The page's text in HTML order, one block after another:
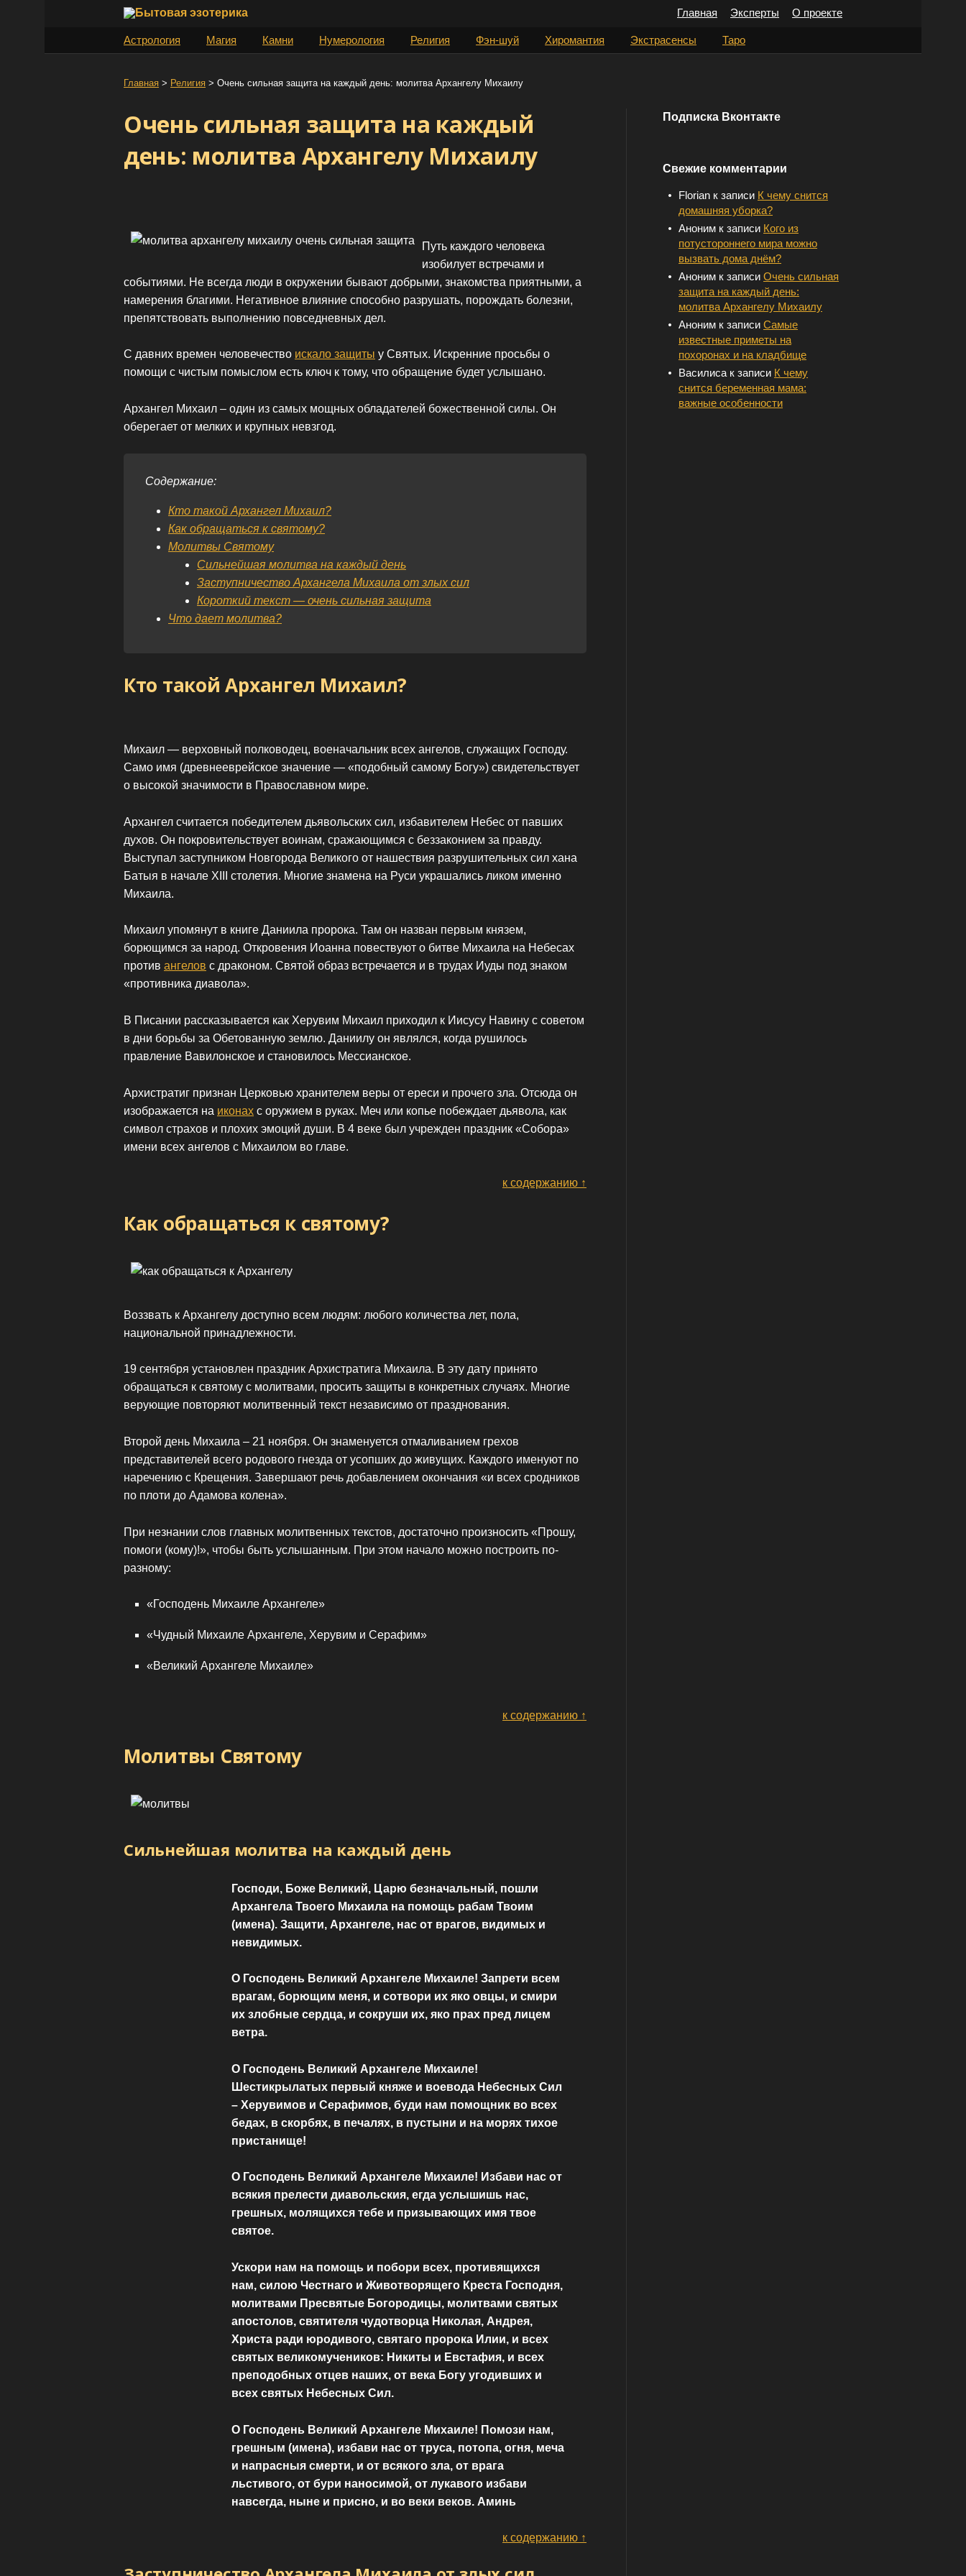
Главная Эксперты О проекте
Астрология Магия Камни Нумерология Религия Фэн-шуй Хиромантия Экстрасенсы Таро
Главная > Религия > Очень сильная защита на каждый день: молитва Архангелу Михаилу
Очень сильная защита на каждый
день: молитва Архангелу Михаилу
Путь каждого человека
изобилует встречами и
событиями. Не всегда люди в окружении бывают добрыми, знакомства приятными, а
намерения благими. Негативное влияние способно разрушать, порождать болезни,
препятствовать выполнению повседневных дел.
С давних времен человечество искало защиты у Святых. Искренние просьбы о
помощи с чистым помыслом есть ключ к тому, что обращение будет услышано.
Архангел Михаил – один из самых мощных обладателей божественной силы. Он
оберегает от мелких и крупных невзгод.
Содержание:
Кто такой Архангел Михаил?
Как обращаться к святому?
Молитвы Святому
Сильнейшая молитва на каждый день
Заступничество Архангела Михаила от злых сил
Короткий текст — очень сильная защита
Что дает молитва?
Кто такой Архангел Михаил?
Михаил — верховный полководец, военачальник всех ангелов, служащих Господу.
Само имя (древнееврейское значение — «подобный самому Богу») свидетельствует
о высокой значимости в Православном мире.
Архангел считается победителем дьявольских сил, избавителем Небес от павших
духов. Он покровительствует воинам, сражающимся с беззаконием за правду.
Выступал заступником Новгорода Великого от нашествия разрушительных сил хана
Батыя в начале XIII столетия. Многие знамена на Руси украшались ликом именно
Михаила.
Михаил упомянут в книге Даниила пророка. Там он назван первым князем,
борющимся за народ. Откровения Иоанна повествуют о битве Михаила на Небесах
против ангелов с драконом. Святой образ встречается и в трудах Иуды под знаком
«противника диавола».
В Писании рассказывается как Херувим Михаил приходил к Иисусу Навину с советом
в дни борьбы за Обетованную землю. Даниилу он являлся, когда рушилось
правление Вавилонское и становилось Мессианское.
Архистратиг признан Церковью хранителем веры от ереси и прочего зла. Отсюда он
изображается на иконах с оружием в руках. Меч или копье побеждает дьявола, как
символ страхов и плохих эмоций души. В 4 веке был учрежден праздник «Собора»
имени всех ангелов с Михаилом во главе.
к содержанию ↑
Как обращаться к святому?
Воззвать к Архангелу доступно всем людям: любого количества лет, пола,
национальной принадлежности.
19 сентября установлен праздник Архистратига Михаила. В эту дату принято
обращаться к святому с молитвами, просить защиты в конкретных случаях. Многие
верующие повторяют молитвенный текст независимо от празднования.
Второй день Михаила – 21 ноября. Он знаменуется отмаливанием грехов
представителей всего родового гнезда от усопших до живущих. Каждого именуют по
наречению с Крещения. Завершают речь добавлением окончания «и всех сродников
по плоти до Адамова колена».
При незнании слов главных молитвенных текстов, достаточно произносить «Прошу,
помоги (кому)!», чтобы быть услышанным. При этом начало можно построить по-
разному:
«Господень Михаиле Архангеле»
«Чудный Михаиле Архангеле, Херувим и Серафим»
«Великий Архангеле Михаиле»
к содержанию ↑
Молитвы Святому
Сильнейшая молитва на каждый день
Господи, Боже Великий, Царю безначальный, пошли
Архангела Твоего Михаила на помощь рабам Твоим
(имена). Защити, Архангеле, нас от врагов, видимых и
невидимых.
О Господень Великий Архангеле Михаиле! Запрети всем
врагам, борющим меня, и сотвори их яко овцы, и смири
их злобные сердца, и сокруши их, яко прах пред лицем
ветра.
О Господень Великий Архангеле Михаиле!
Шестикрылатых первый княже и воевода Небесных Сил
– Херувимов и Серафимов, буди нам помощник во всех
бедах, в скорбях, в печалях, в пустыни и на морях тихое
пристанище!
О Господень Великий Архангеле Михаиле! Избави нас от
всякия прелести диавольския, егда услышишь нас,
грешных, молящихся тебе и призывающих имя твое
святое.
Ускори нам на помощь и побори всех, противящихся
нам, силою Честнаго и Животворящего Креста Господня,
молитвами Пресвятые Богородицы, молитвами святых
апостолов, святителя чудотворца Николая, Андрея,
Христа ради юродивого, святаго пророка Илии, и всех
святых великомучеников: Никиты и Евстафия, и всех
преподобных отцев наших, от века Богу угодивших и
всех святых Небесных Сил.
О Господень Великий Архангеле Михаиле! Помози нам,
грешным (имена), избави нас от труса, потопа, огня, меча
и напрасныя смерти, и от всякого зла, от врага
льстивого, от бури наносимой, от лукавого избави
навсегда, ныне и присно, и во веки веков. Аминь
к содержанию ↑
Подписка Вконтакте
Свежие комментарии
Florian к записи К чему снится
домашняя уборка?
Аноним к записи Кого из
потустороннего мира можно
вызвать дома днём?
Аноним к записи Очень сильная
защита на каждый день:
молитва Архангелу Михаилу
Аноним к записи Самые
известные приметы на
похоронах и на кладбище
Василиса к записи К чему
снится беременная мама:
важные особенности